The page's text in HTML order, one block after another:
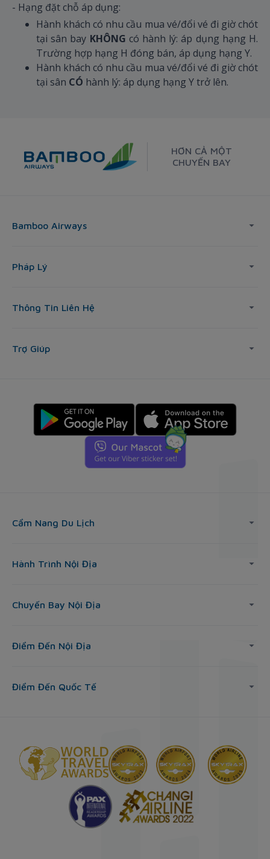
- Hạng đặt chỗ áp dụng:
Hành khách có nhu cầu mua vé/đổi vé đi giờ chót
tại sân bay KHÔNG có hành lý: áp dụng hạng H.
Trường hợp hạng H đóng bán, áp dụng hạng Y.
Hành khách có nhu cầu mua vé/đổi vé đi giờ chót
tại sân CÓ hành lý: áp dụng hạng Y trở lên.
HƠN CẢ MỘT
CHUYẾN BAY
Bamboo Airways
Pháp Lý
Thông Tin Liên Hệ
Trợ Giúp
Cẩm Nang Du Lịch
Hành Trình Nội Địa
Chuyến Bay Nội Địa
Điểm Đến Nội Địa
Điểm Đến Quốc Tế